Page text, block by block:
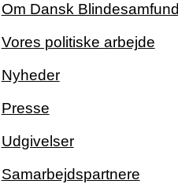
Om Dansk Blindesamfund
Vores politiske arbejde
Nyheder
Presse
Udgivelser
Samarbejdspartnere